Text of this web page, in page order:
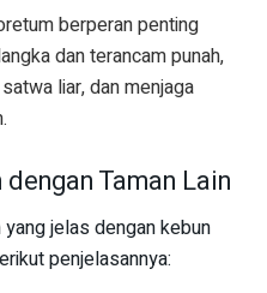
berperan penting
dan terancam punah,
liar, dan menjaga
Taman Lain
jelas dengan kebun
penjelasannya: